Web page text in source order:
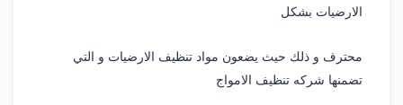
الارضيات بشكل
محترف و ذلك حيث يضعون مواد تنظيف الارضيات و التي
تضمنها شركه تنظيف الامواج